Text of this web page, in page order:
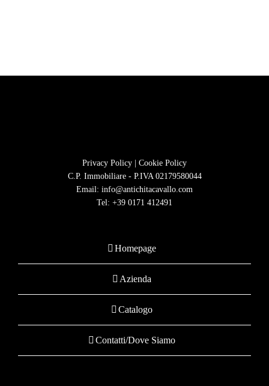
Privacy Policy
Cookie Policy
C.P. Immobiliare - P.IVA 02179580044
Email: info@antichitacavallo.com
Tel: +39 0171 412491
Homepage
Azienda
Catalogo
Contatti/Dove Siamo